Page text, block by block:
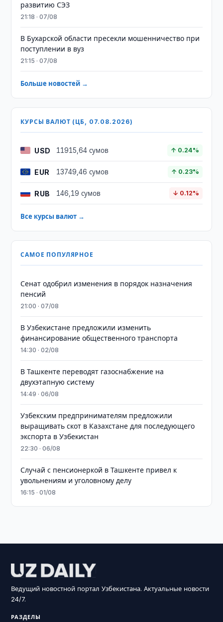
развитию СЭЗ
21:18 · 07/08
В Бухарской области пресекли мошенничество при
поступлении в вуз
21:15 · 07/08
Больше новостей →
КУРСЫ ВАЛЮТ (ЦБ, 07.08.2026)
USD 11915,64 сумов ↑ 0.24%
EUR 13749,46 сумов ↑ 0.23%
RUB 146,19 сумов ↓ 0.12%
Все курсы валют →
САМОЕ ПОПУЛЯРНОЕ
Сенат одобрил изменения в порядок назначения
пенсий
21:00 · 07/08
В Узбекистане предложили изменить
финансирование общественного транспорта
14:30 · 02/08
В Ташкенте переводят газоснабжение на
двухэтапную систему
14:49 · 06/08
Узбекским предпринимателям предложили
выращивать скот в Казахстане для последующего
экспорта в Узбекистан
22:30 · 06/08
Случай с пенсионеркой в Ташкенте привел к
увольнениям и уголовному делу
16:15 · 01/08
Ведущий новостной портал Узбекистана. Актуальные новости
24/7.
РАЗДЕЛЫ